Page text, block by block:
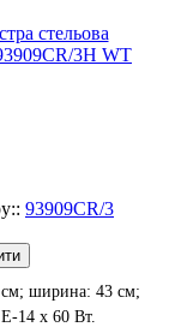
93909CR/3
см; ширина: 43 см;
14 х 60 Вт.